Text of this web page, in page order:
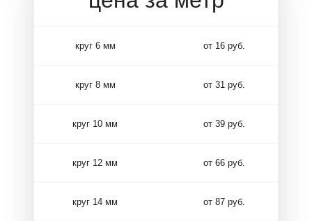
круг 6 мм от 16 руб.
круг 8 мм от 31 руб.
круг 10 мм от 39 руб.
круг 12 мм от 66 руб.
круг 14 мм от 87 руб.